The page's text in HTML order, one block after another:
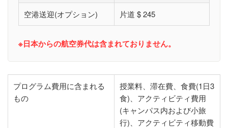
空港送迎(オプション) 片道 $ 245
※日本からの航空券代は含まれておりません。
プログラム費用に含まれる
もの
授業料、滞在費、食費(1日3
食)、アクティビティ費用
(キャンパス内および小旅
行)、アクティビティ移動費